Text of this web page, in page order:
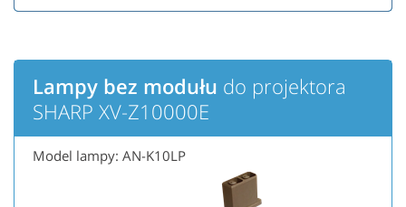
Lampy bez modułu do projektora
SHARP XV-Z10000E
Model lampy: AN-K10LP